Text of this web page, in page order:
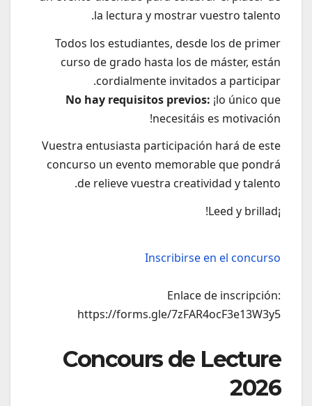
la lectura y mostrar vuestro talento.
Todos los estudiantes, desde los de primer
curso de grado hasta los de máster, están
cordialmente invitados a participar.
No hay requisitos previos: ¡lo único que
necesitáis es motivación!
Vuestra entusiasta participación hará de este
concurso un evento memorable que pondrá
de relieve vuestra creatividad y talento.
¡Leed y brillad!
Inscribirse en el concurso
Enlace de inscripción:
https://forms.gle/7zFAR4ocF3e13W3y5
Concours de Lecture
2026